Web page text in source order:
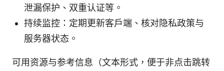
泄漏保护、双重认证等。
持续监控：定期更新客户端、核对隐私政策与
服务器状态。
可用资源与参考信息（文本形式，便于非点击跳转